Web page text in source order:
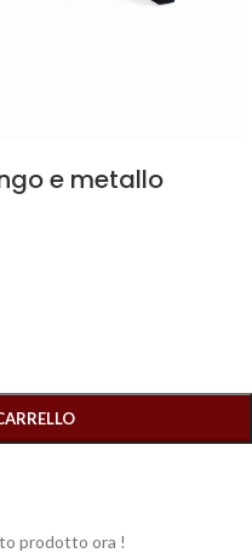
e metallo
prodotto ora !